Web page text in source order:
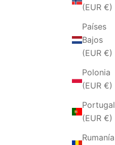
(EUR €)
Países
Bajos
(EUR €)
Polonia
(EUR €)
Portugal
(EUR €)
Rumanía